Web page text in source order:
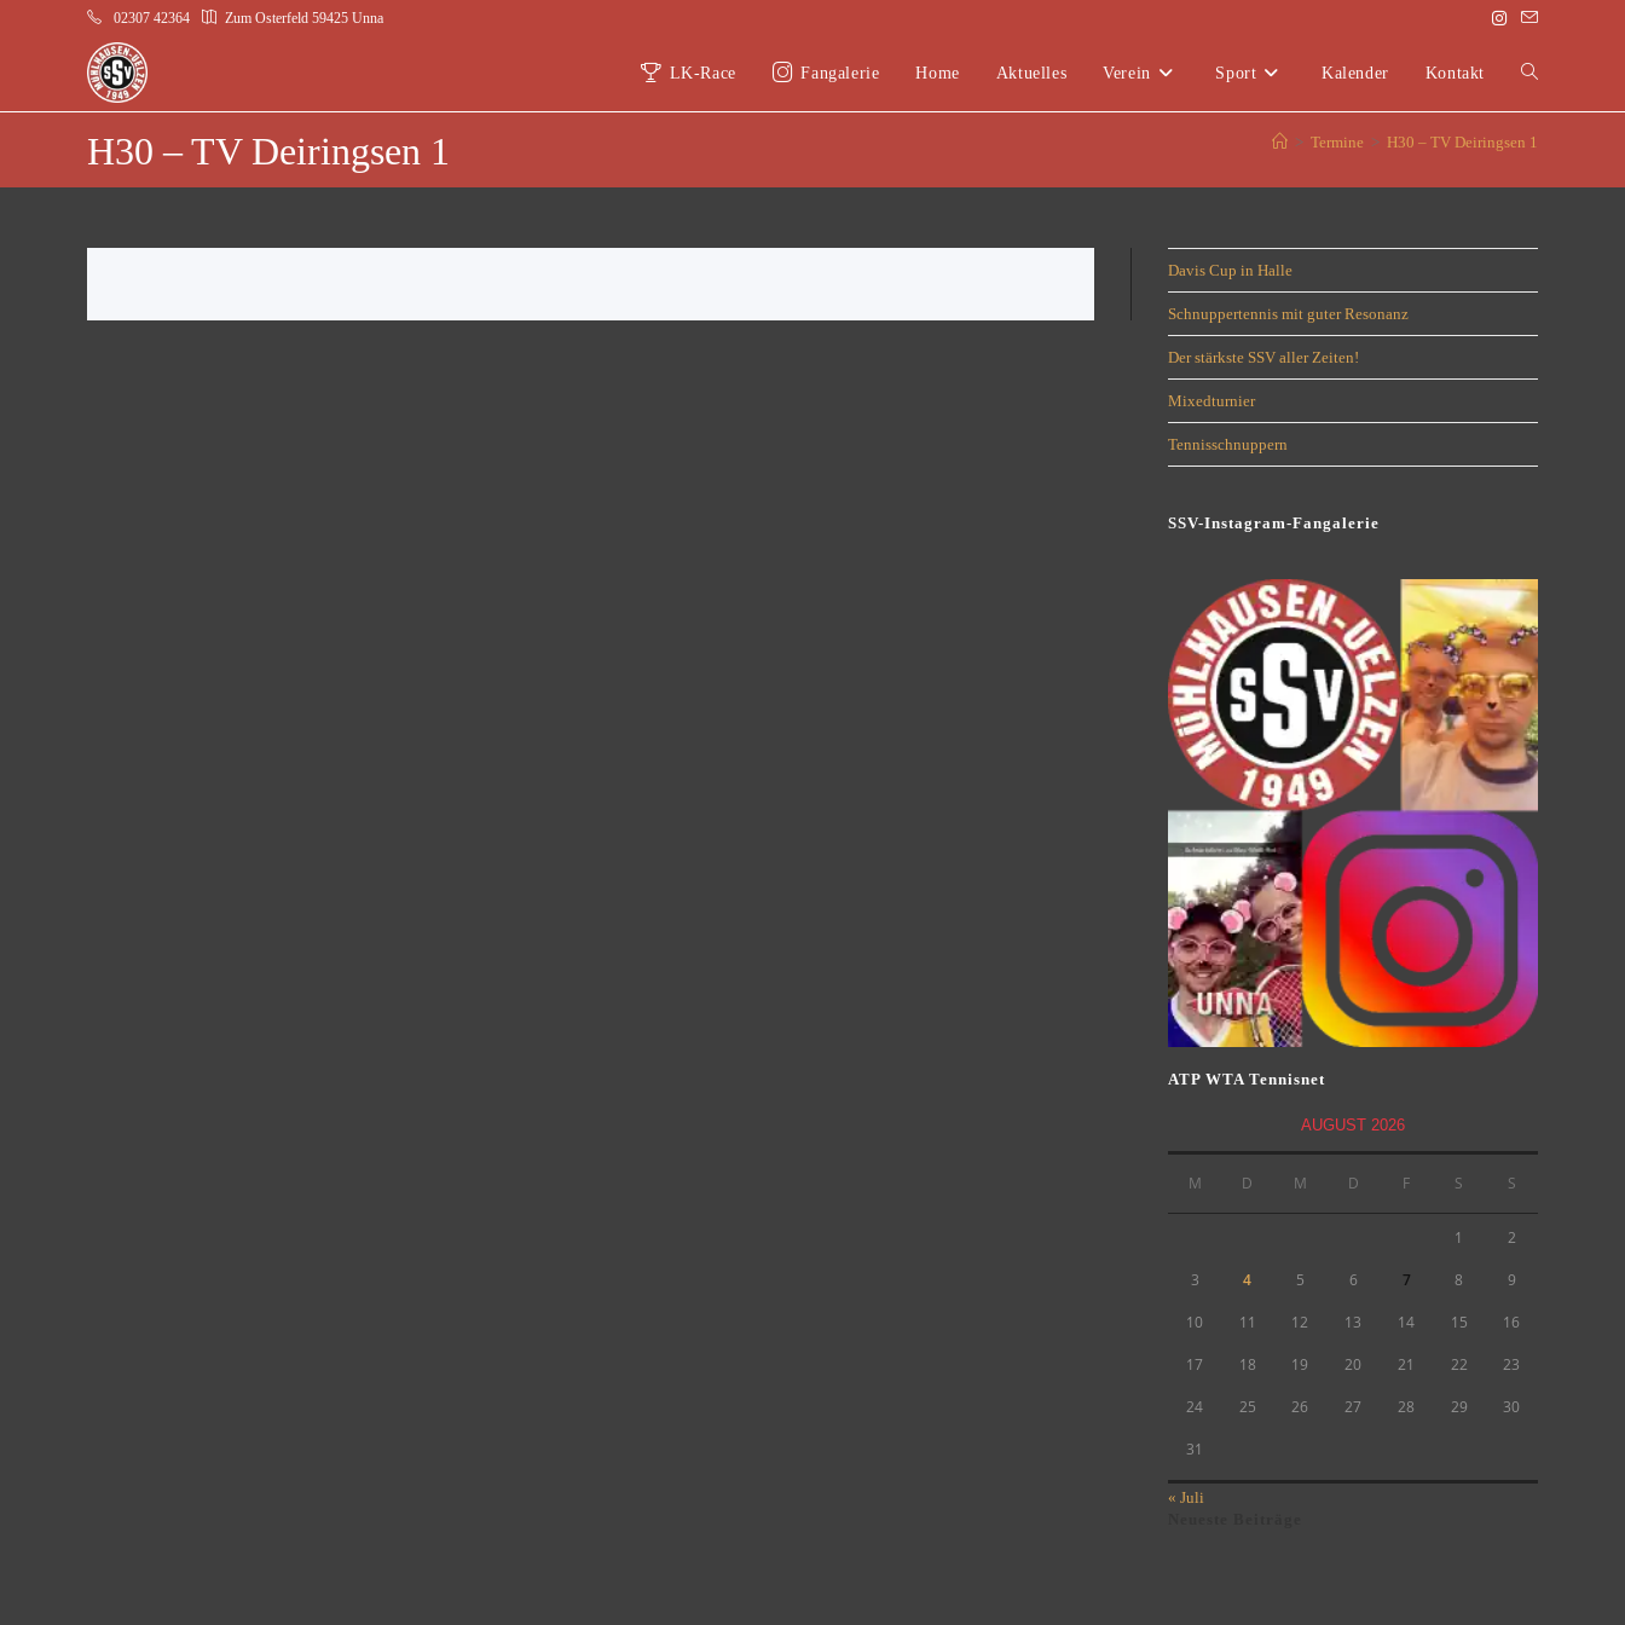
02307 42364 Zum Osterfeld 59425 Unna
LK-Race Fangalerie Home Aktuelles Verein Sport Kalender Kontakt
H30 – TV Deiringsen 1 > Termine > H30 – TV Deiringsen 1
Davis Cup in Halle
Schnuppertennis mit guter Resonanz
Der stärkste SSV aller Zeiten!
Mixedturnier
Tennisschnuppern
SSV-Instagram-Fangalerie
ATP WTA Tennisnet
AUGUST 2026
M D M D F S S
1 2
3 4 5 6 7 8 9
10 11 12 13 14 15 16
17 18 19 20 21 22 23
24 25 26 27 28 29 30
31
« Juli